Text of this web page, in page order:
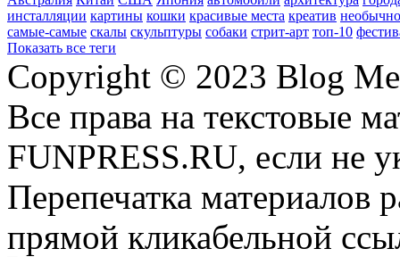
инсталляции картины кошки красивые места креатив
самые-самые скалы скульптуры собаки стрит-арт топ-10
Показать все теги
Copyright © 2023 Blog
Все права на текстовые
FUNPRESS.RU, если не
Перепечатка материалов
прямой кликабельной